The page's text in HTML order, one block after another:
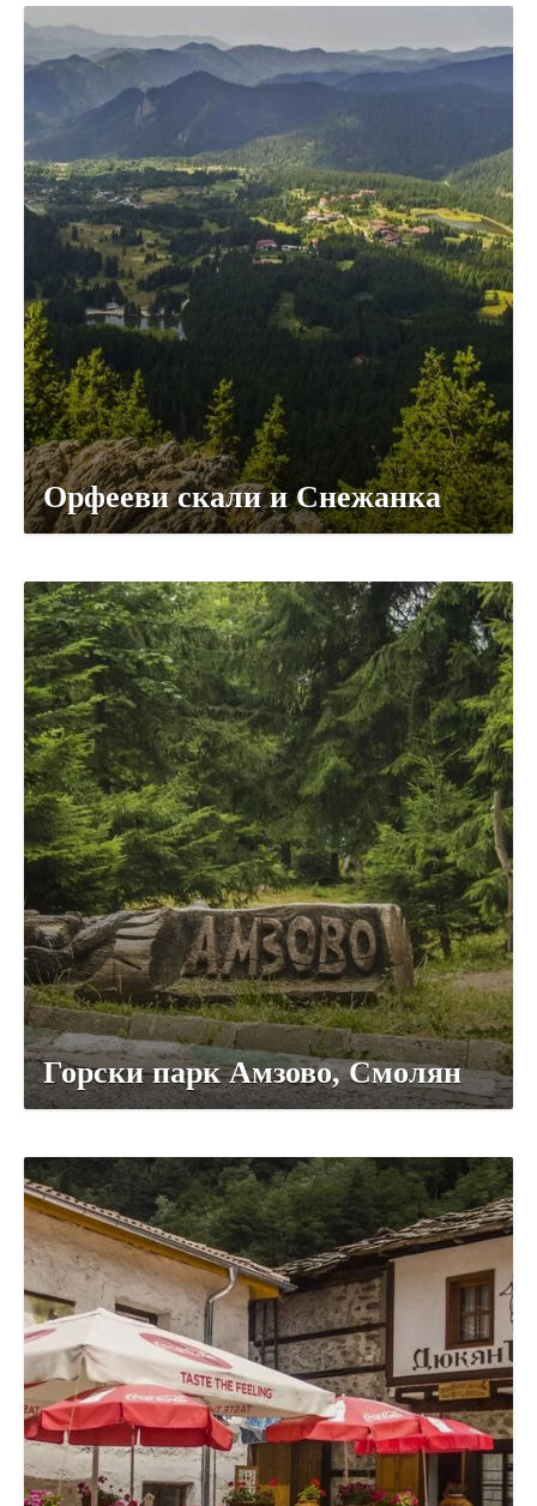
Орфееви скали и Снежанка
Горски парк Амзово, Смолян